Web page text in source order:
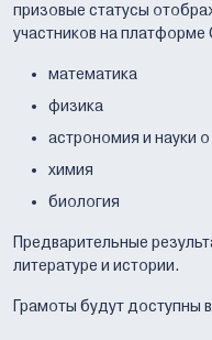
призовые статусы
участников на
математика
физика
астрономия и науки
химия
биология
Предварительные
литературе и истории.
Грамоты будут доступны